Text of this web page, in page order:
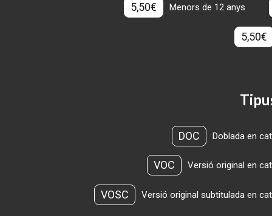
5,50€ Menors de 12 anys
5,50€
DOC Doblada en
VOC Versió original en
VOSC Versió original subtitulada en